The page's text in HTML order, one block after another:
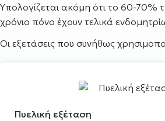
Υπολογίζεται ακόμη ότι το 60-70%
χρόνιο πόνο έχουν τελικά
Οι εξετάσεις που συνήθως
Πυελική εξέταση